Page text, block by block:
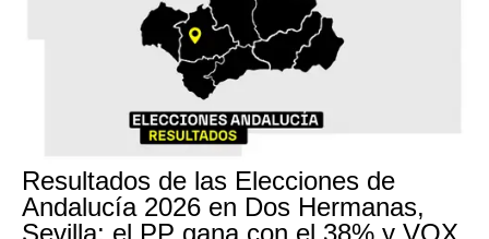
Resultados de las Elecciones de
Andalucía 2026 en Dos Hermanas,
Sevilla: el PP gana con el 38% y VOX